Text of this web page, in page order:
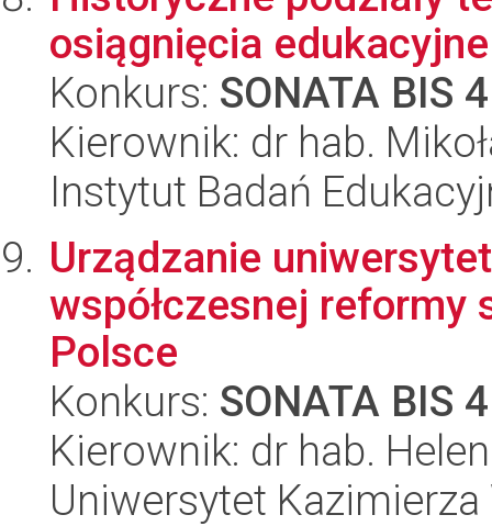
osiągnięcia
Konkurs: SONATA BIS 4
Kierownik: dr hab.
Instytut Badań
Urządzanie
współczesnej
Polsce
Konkurs: SONATA BIS 4
Kierownik: dr hab.
Uniwersytet Kazimierza